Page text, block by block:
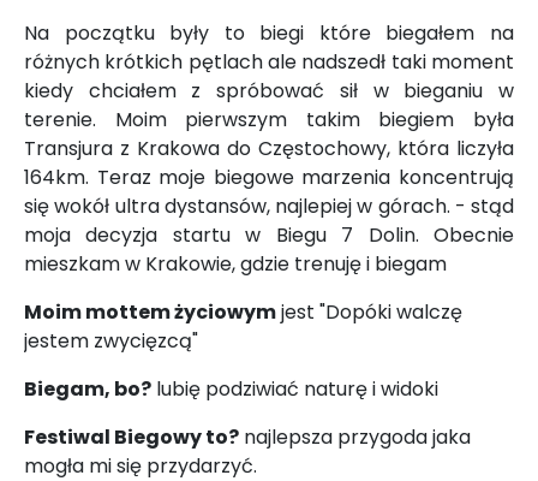
Na początku były to biegi które biegałem na
różnych krótkich pętlach ale nadszedł taki moment
kiedy chciałem z spróbować sił w bieganiu w
terenie. Moim pierwszym takim biegiem była
Transjura z Krakowa do Częstochowy, która liczyła
164km. Teraz moje biegowe marzenia koncentrują
się wokół ultra dystansów, najlepiej w górach. - stąd
moja decyzja startu w Biegu 7 Dolin. Obecnie
mieszkam w Krakowie, gdzie trenuję i biegam
Moim mottem życiowymjest "Dopóki walczę
jestem zwycięzcą"
Biegam, bo? lubię podziwiać naturę i widoki
Festiwal Biegowy to? najlepsza przygoda jaka
mogła mi się przydarzyć.